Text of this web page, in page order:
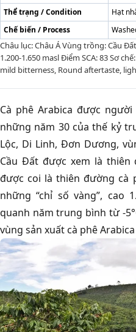
Thể trạng / Condition
Hạt
Chế biến / Process
Châu lục: Châu Á Vùng trồng: Cầu
1.200-1.650 masl Điểm SCA: 83 Sơ
mild bitterness, Round aftertaste,
Cà phê Arabica được
những năm 30 của thế kỷ
Lộc, Di Linh, Đơn Dương,
Cầu Đất được xem là thiên
được coi là thiên đường cà
những “chỉ số vàng”, cao
quanh năm trung bình từ -
vùng sản xuất cà phê